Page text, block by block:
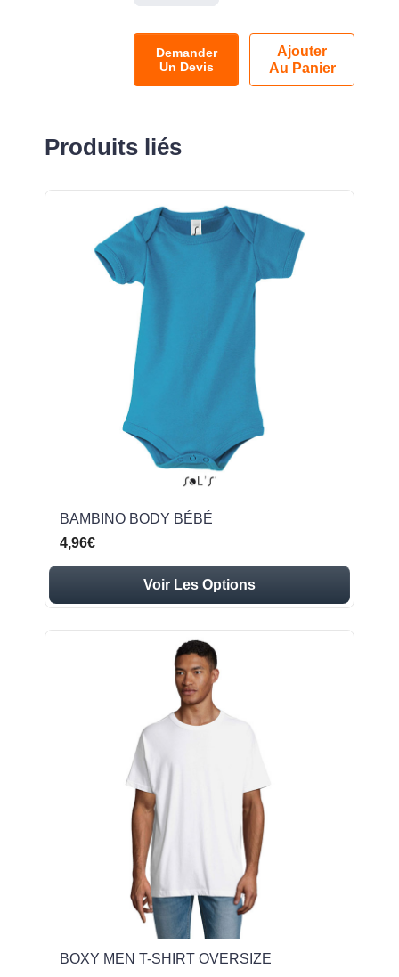
Demander
Un Devis
Ajouter
Au Panier
Produits liés
BAMBINO BODY BÉBÉ
4,96€
Voir Les Options
BOXY MEN T-SHIRT OVERSIZE